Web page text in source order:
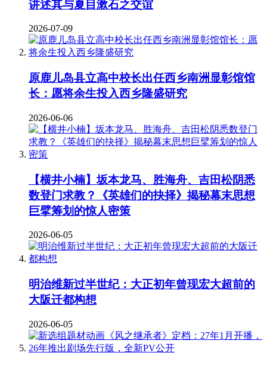
讲述其与夏目漱石之交谊
2026-07-09
原鹿儿岛县立高中校长出任西乡南洲显彰馆馆
长：愿将余生投入西乡隆盛研究
2026-06-06
【横井小楠】坂本龙马、胜海舟、吉田松阴悉
数登门求教？《英雄们的抉择》揭秘幕末思想
巨擘筹划的惊人密策
2026-06-05
明治维新过半世纪：大正初年曾现宏大超前的
大阪迁都构想
2026-06-05